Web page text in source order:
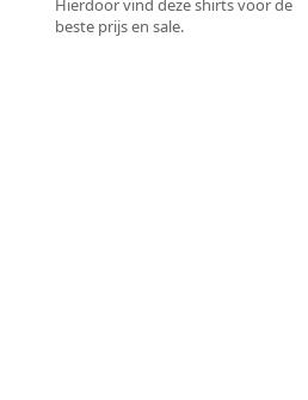
Hierdoor vind deze shirts voor de
beste prijs en sale.